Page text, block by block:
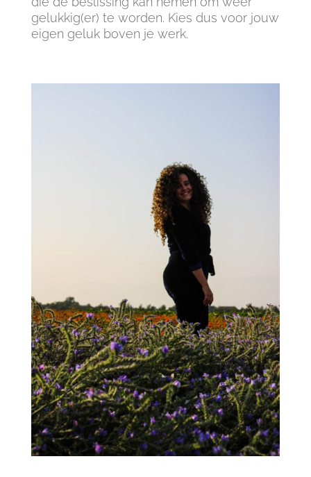
gelukkig(er) te worden. Kies dus voor jouw
eigen geluk boven je werk.